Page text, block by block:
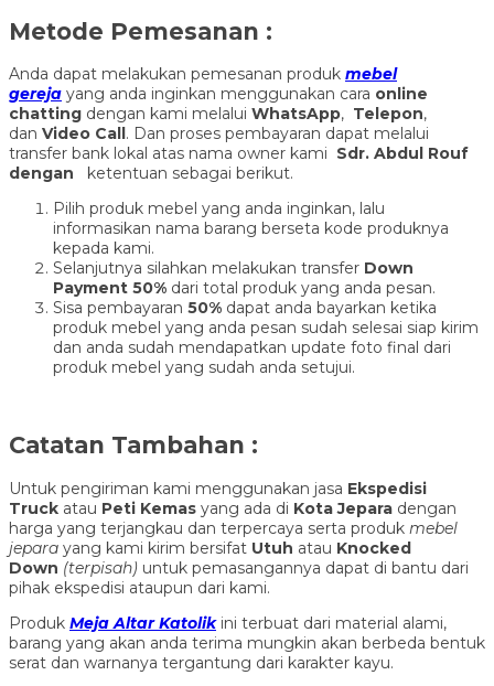
Metode Pemesanan :
Anda dapat melakukan pemesanan produk mebel
gereja yang anda inginkan menggunakan cara online
chatting dengan kami melalui WhatsApp, Telepon,
dan Video Call. Dan proses pembayaran dapat melalui
transfer bank lokal atas nama owner kami Sdr. Abdul Rouf
dengan ketentuan sebagai berikut.
Pilih produk mebel yang anda inginkan, lalu
informasikan nama barang berseta kode produknya
kepada kami.
Selanjutnya silahkan melakukan transfer Down
Payment 50% dari total produk yang anda pesan.
Sisa pembayaran 50% dapat anda bayarkan ketika
produk mebel yang anda pesan sudah selesai siap kirim
dan anda sudah mendapatkan update foto final dari
produk mebel yang sudah anda setujui.
Catatan Tambahan :
Untuk pengiriman kami menggunakan jasa Ekspedisi
Truck atau Peti Kemas yang ada di Kota Jepara dengan
harga yang terjangkau dan terpercaya serta produk mebel
jepara yang kami kirim bersifat Utuh atau Knocked
Down (terpisah) untuk pemasangannya dapat di bantu dari
pihak ekspedisi ataupun dari kami.
Produk Meja Altar Katolikini terbuat dari material alami,
barang yang akan anda terima mungkin akan berbeda bentuk
serat dan warnanya tergantung dari karakter kayu.